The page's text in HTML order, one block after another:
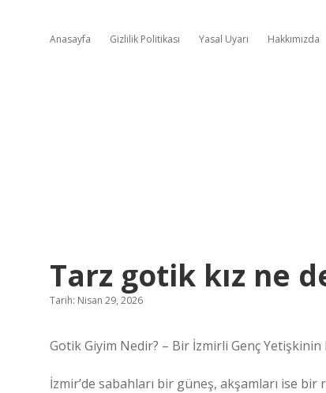
Anasayfa Gizlilik Politikası Yasal Uyarı Hakkımızda
Tarz gotik kız ne
Tarih: Nisan 29, 2026
Gotik Giyim Nedir? – Bir İzmirli Genç Yetişkinin
İzmir’de sabahları bir güneş, akşamları ise